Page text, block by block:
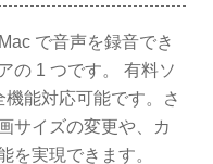
で音声を録音でき
の 1 つです。 有料ソ
能対応可能です。さ
サイズの変更や、カ
を実現できます。